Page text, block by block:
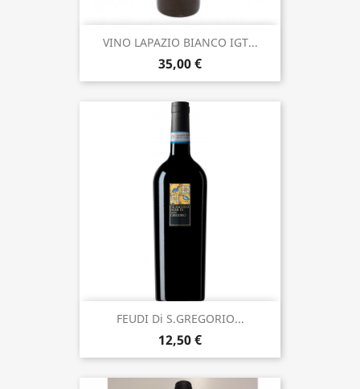
VINO LAPAZIO BIANCO IGT...
35,00 €
FEUDI Di S.GREGORIO...
12,50 €